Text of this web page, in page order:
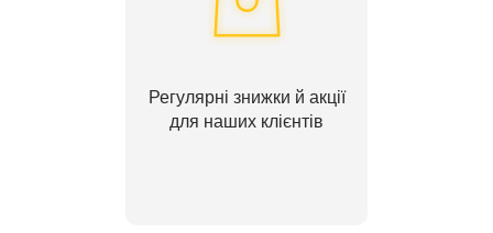
Регулярні знижки й акції
для наших клієнтів